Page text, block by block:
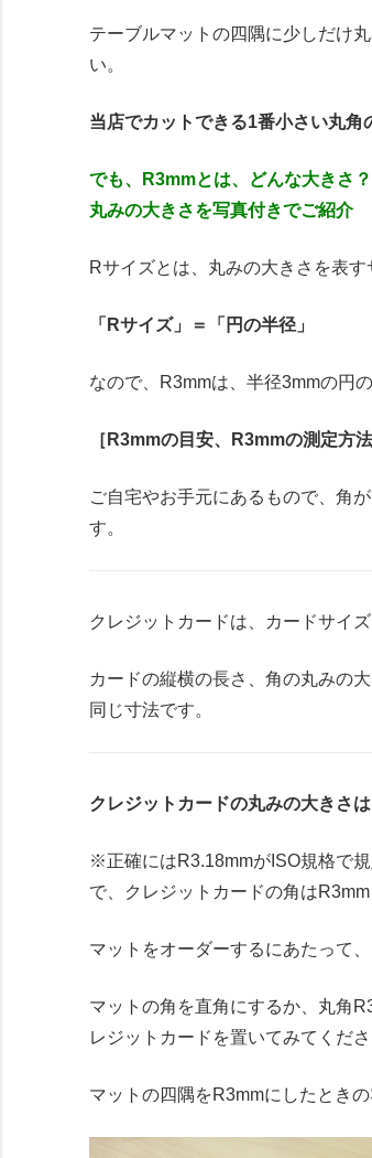
テーブルマットの四隅に少しだけ
い。
当店でカットできる1番小さい丸角
でも、R3mmとは、どんな大きさ？
丸みの大きさを写真付きでご紹介
Rサイズとは、丸みの大きさを表す
「Rサイズ」＝「円の半径」
なので、R3mmは、半径3mmの円
［R3mmの目安、R3mmの測定方法
ご自宅やお手元にあるもので、角
す。
クレジットカードは、カードサイ
カードの縦横の長さ、角の丸みの
同じ寸法です。
クレジットカードの丸みの大きさ
※正確にはR3.18mmがISO規格で
で、クレジットカードの角は
マットをオーダーするにあたって、
マットの角を直角にするか、丸角
レジットカードを置いてみてくださ
マットの四隅をR3mmにしたとき